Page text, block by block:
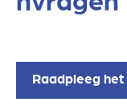
Raadpleeg